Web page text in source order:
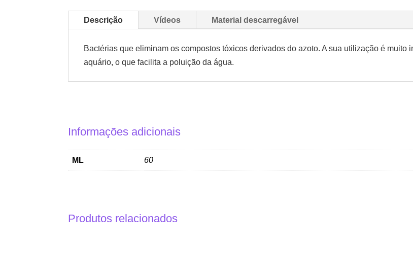
Descrição Vídeos Material descarregável
Bactérias que eliminam os compostos tóxicos derivados do azoto. A sua utilização é muito
aquário, o que facilita a poluição da água.
Informações adicionais
ML 60
Produtos relacionados